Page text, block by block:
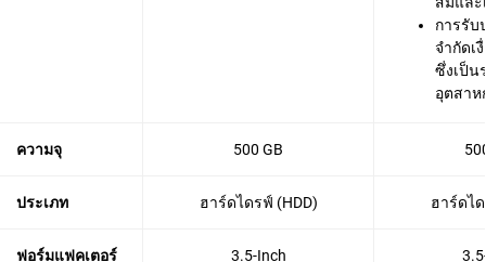
การรับ
จำกัดเ
ซึ่งเป็น
อุตสาห
ความจุ 500 GB
ประเภท ฮาร์ดไดรฟ์ (HDD) ฮาร์ดไ
ฟอร์มแฟคเตอร์ 3.5-Inch